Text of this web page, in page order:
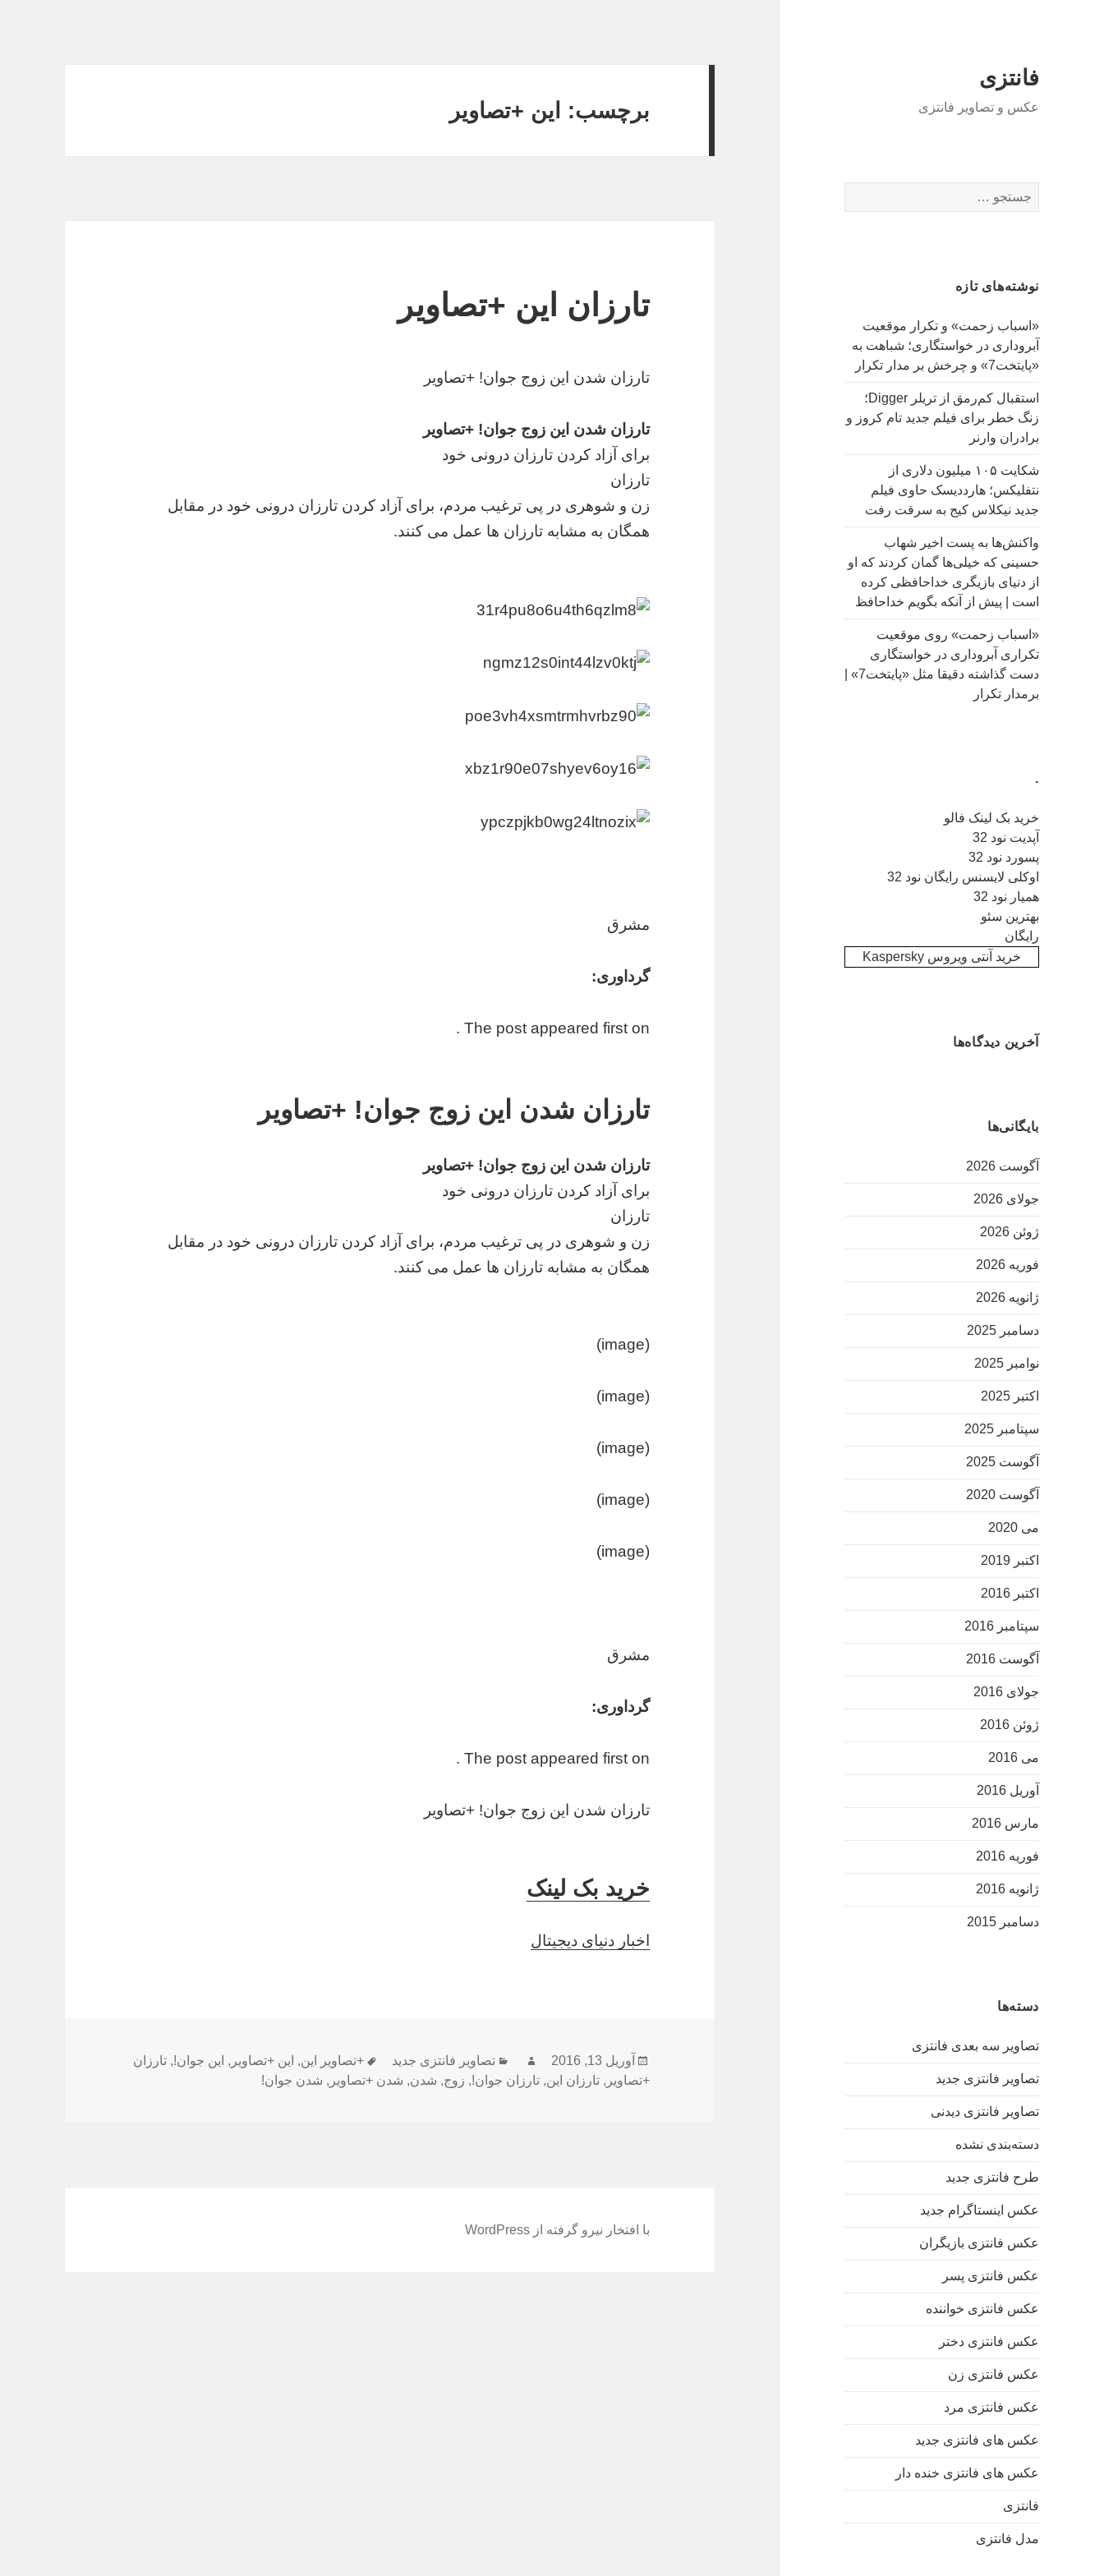
فانتزی
عکس و تصاویر فانتزی
س
ب
ا
ی
:
نوشته‌های تازه
«اسباب زحمت» و تکرار موقعیت
آبروداری در خواستگاری؛ شباهت به
«پایتخت7» و چرخش بر مدار تکرار
استقبال کم‌رمق از تریلر Digger؛
زنگ خطر برای فیلم جدید تام کروز و
برادران وارنر
شکایت ۱۰۵ میلیون دلاری از
نتفلیکس؛ هارددیسک حاوی فیلم
جدید نیکلاس کیج به سرقت رفت
واکنش‌ها به پست اخیر شهاب
حسینی که خیلی‌ها گمان کردند که او
از دنیای بازیگری خداحافظی کرده
است | پیش از آنکه بگویم خداحافظ
«اسباب زحمت» روی موقعیت
تکراری آبروداری در خواستگاری
دست گذاشته دقیقا مثل «پایتخت7» |
برمدار تکرار
.
خرید بک لینک فالو
آپدیت نود 32
پسورد نود 32
اوکلی لایسنس رایگان نود 32
همیار نود 32
بهترین سئو
رایگان
خرید آنتی ویروس Kaspersky
آخرین دیدگاه‌ها
بایگانی‌ها
آگوست 2026
جولای 2026
ژوئن 2026
فوریه 2026
ژانویه 2026
دسامبر 2025
نوامبر 2025
اکتبر 2025
سپتامبر 2025
آگوست 2025
آگوست 2020
می 2020
اکتبر 2019
اکتبر 2016
سپتامبر 2016
آگوست 2016
جولای 2016
ژوئن 2016
می 2016
آوریل 2016
مارس 2016
فوریه 2016
ژانویه 2016
دسامبر 2015
دسته‌ها
تصاویر سه بعدی فانتزی
تصاویر فانتزی جدید
تصاویر فانتزی دیدنی
دسته‌بندی نشده
طرح فانتزی جدید
عکس اینستاگرام جدید
عکس فانتزی بازیگران
عکس فانتزی پسر
عکس فانتزی خواننده
عکس فانتزی دختر
عکس فانتزی زن
عکس فانتزی مرد
عکس های فانتزی جدید
عکس های فانتزی خنده دار
فانتزی
مدل فانتزی
برچسب: این +تصاویر
تارزان این +تصاویر
تارزان شدن این زوج جوان! +تصاویر
تارزان شدن این زوج جوان! +تصاویر
برای آزاد کردن تارزان درونی خود
تارزان
زن و شوهری در پی ترغیب مردم، برای آزاد کردن تارزان درونی خود در مقابل
همگان به مشابه تارزان ها عمل می کنند.
مشرق
گرداوری:
The post appeared first on .
تارزان شدن این زوج جوان! +تصاویر
تارزان شدن این زوج جوان! +تصاویر
برای آزاد کردن تارزان درونی خود
تارزان
زن و شوهری در پی ترغیب مردم، برای آزاد کردن تارزان درونی خود در مقابل
همگان به مشابه تارزان ها عمل می کنند.
(image)
(image)
(image)
(image)
(image)
مشرق
گرداوری:
The post appeared first on .
تارزان شدن این زوج جوان! +تصاویر
خرید بک لینک
اخبار دنیای دیجیتال
ارسال
شده
آوریل 13, 2016 نویسندهدسته‌ها
تصاویر فانتزی جدید برچسب‌ها
+تصاویر این, این +تصاویر , این جوان!,تارزان
+تصاویر ,تارزان این,تارزان جوان!, زوج, شدن, شدن +تصاویر , شدن جوان!
با افتخار نیرو گرفته از WordPress